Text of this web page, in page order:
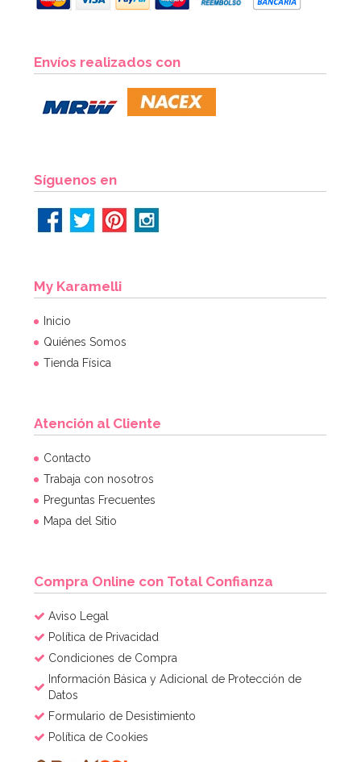
29,95€
Envíos realizados con
Síguenos en
My Karamelli
Inicio
Quiénes Somos
Tienda Física
Atención al Cliente
Contacto
Trabaja con nosotros
Preguntas Frecuentes
Mapa del Sitio
Compra Online con Total Confianza
Aviso Legal
Política de Privacidad
Condiciones de Compra
Información Básica y Adicional de Protección de
Datos
Formulario de Desistimiento
Política de Cookies